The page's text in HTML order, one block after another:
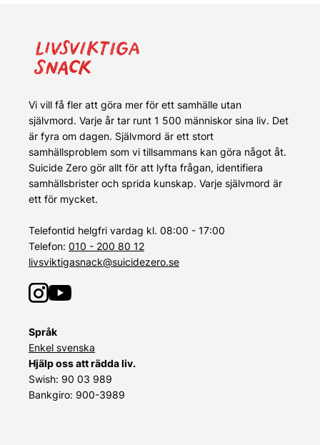
Vi vill få fler att göra mer för ett samhälle utan
självmord. Varje år tar runt 1 500 människor sina liv. Det
är fyra om dagen. Självmord är ett stort
samhällsproblem som vi tillsammans kan göra något åt.
Suicide Zero gör allt för att lyfta frågan, identifiera
samhällsbrister och sprida kunskap. Varje självmord är
ett för mycket.
Telefontid helgfri vardag kl. 08:00 - 17:00
Telefon: 010 - 200 80 12
livsviktigasnack@suicidezero.se
Språk
Enkel svenska
Hjälp oss att rädda liv.
Swish: 90 03 989
Bankgiro: 900-3989